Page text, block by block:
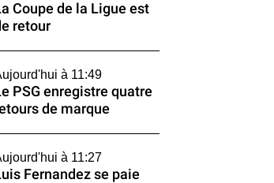
Coupe de la Ligue est
retour
à 11:49
PSG enregistre quatre
de marque
à 11:27
Fernandez se paie